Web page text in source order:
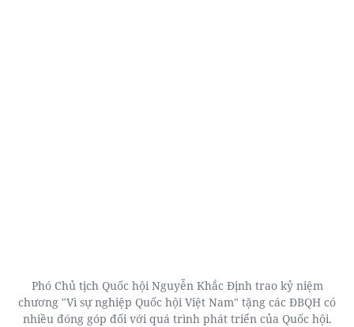
Phó Chủ tịch Quốc hội Nguyễn Khắc Định trao kỷ niệm
chương "Vì sự nghiệp Quốc hội Việt Nam" tặng các ĐBQH có
nhiều đóng góp đối với quá trình phát triển của Quốc hội.